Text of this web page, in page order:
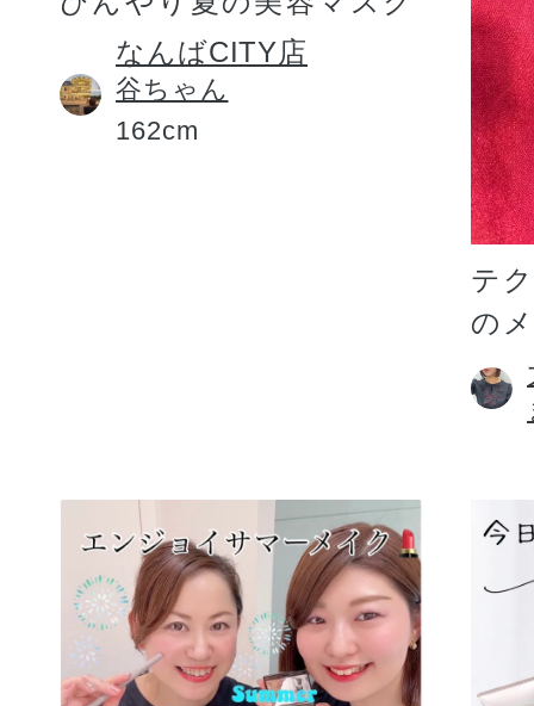
なんばCITY店
谷ちゃん
162cm
テ
の